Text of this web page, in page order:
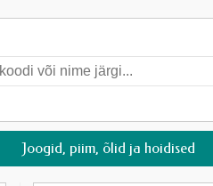
Joogid, piim, õlid ja hoidised